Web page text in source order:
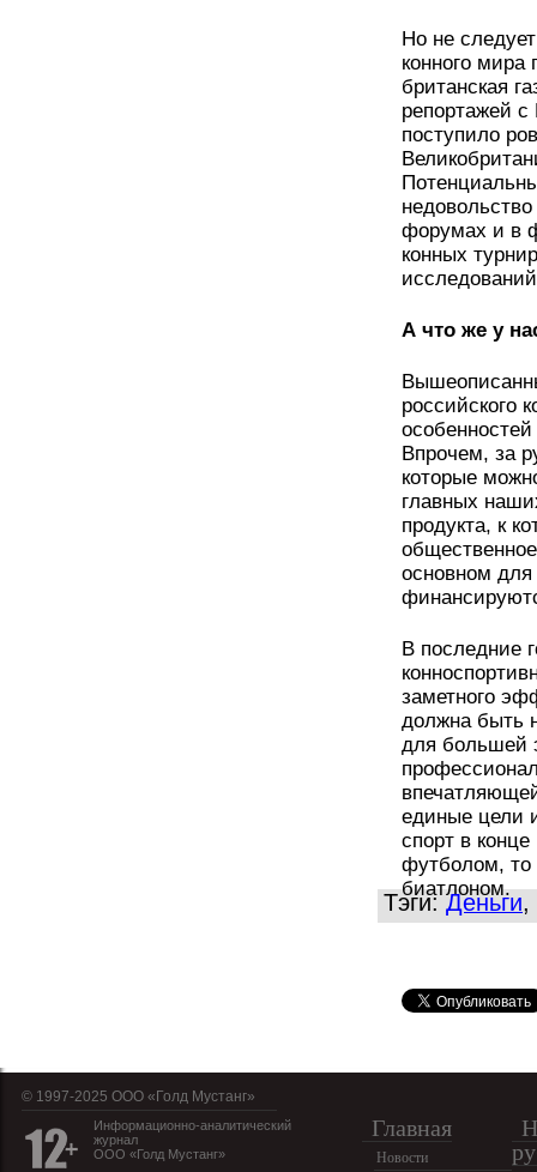
Но не
конного мира
британская
репортажей
поступило
форумах и в
конных
А что же у
российского
Впрочем, за
которые
главных
продукта, к
основном для
В последние
заметного
должна быть
для большей
единые цели
спорт в
футболом, то
биатлоном.
Тэги:Деньги,
© 1997-2025 OOO «Голд Мустанг»
Информационно-аналитический
журнал
ООО «Голд Мустанг»
Главная
Новости